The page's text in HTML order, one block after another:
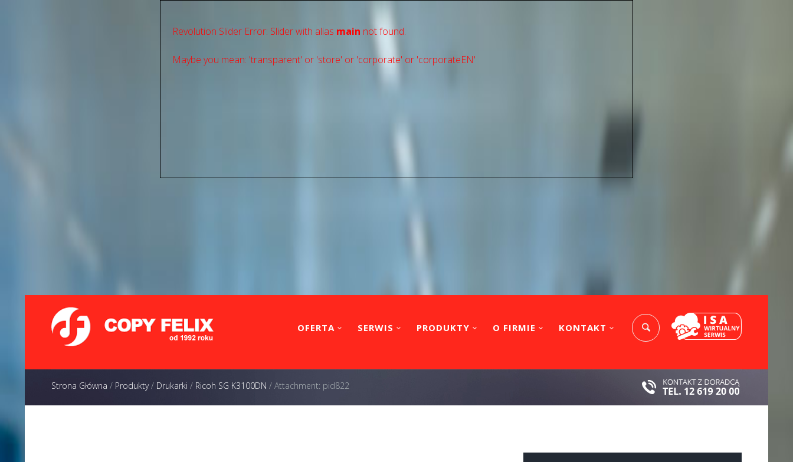
Revolution Slider Error: Slider with alias main not found.
Maybe you mean: 'transparent' or 'store' or 'сorporate' or 'corporateEN'
OFERTA SERWIS PRODUKTY O FIRMIE KONTAKT
Strona Główna / Produkty/ Drukarki / Ricoh SG K3100DN / Attachment: pid822